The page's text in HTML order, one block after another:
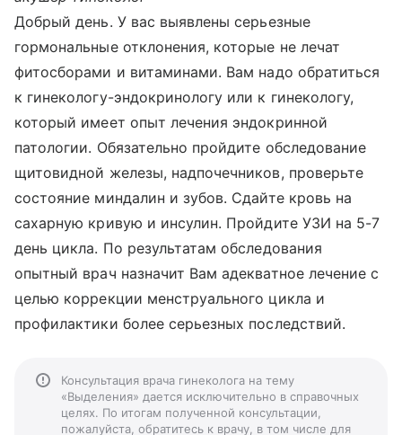
Добрый день. У вас выявлены серьезные
гормональные отклонения, которые не лечат
фитосборами и витаминами. Вам надо обратиться
к гинекологу-эндокринологу или к гинекологу,
который имеет опыт лечения эндокринной
патологии. Обязательно пройдите обследование
щитовидной железы, надпочечников, проверьте
состояние миндалин и зубов. Сдайте кровь на
сахарную кривую и инсулин. Пройдите УЗИ на 5-7
день цикла. По результатам обследования
опытный врач назначит Вам адекватное лечение с
целью коррекции менструального цикла и
профилактики более серьезных последствий.
Консультация врача гинеколога на тему
«Выделения» дается исключительно в справочных
целях. По итогам полученной консультации,
пожалуйста, обратитесь к врачу, в том числе для